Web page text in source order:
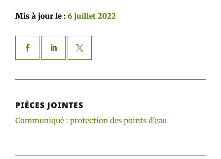
Mis à jour le :6 juillet 2022
PIÈCES JOINTES
Communiqué : protection des points d’eau